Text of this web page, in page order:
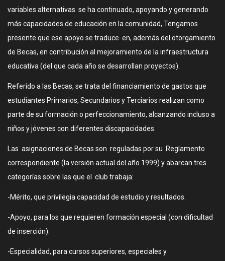
variables alternativas se ha continuado, apoyando y generando
más capacidades de educación en la comunidad, Tengamos
presente que ese apoyo se traduce en, además del otorgamiento
de Becas, en contribución al mejoramiento de la infraestructura
educativa (del que cada año se desarrollan proyectos).
Referido a las Becas, se trata del financiamiento de gastos que
estudiantes Primarios, Secundarios y Terciarios realizan como
parte de su formación o perfeccionamiento, alcanzando incluso a
niños y jóvenes con diferentes discapacidades.
Las asignaciones de Becas son reguladas por su Reglamento
correspondiente (la versión actual del año 1999) y abarcan tres
categorías sobre las que el club trabaja:
-Mérito, que privilegia capacidad de estudio y resultados.
-Apoyo, para los que requieren formación especial (con dificultad
de inserción).
-Especialidad, para cursos superiores, especiales y